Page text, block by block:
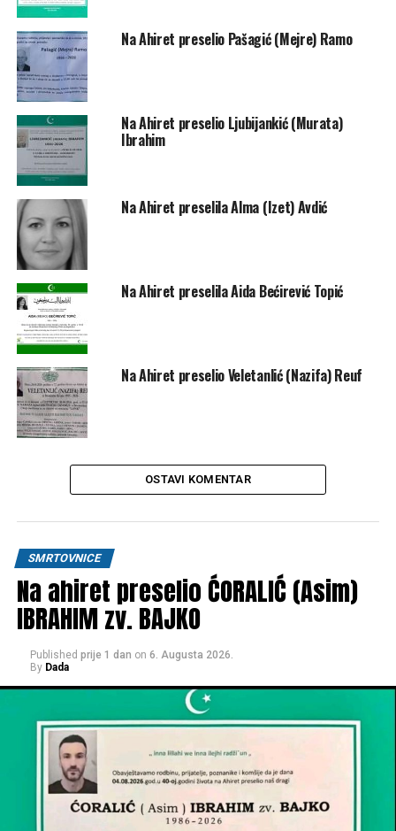
UP NEXT
Na Ahiret preselio Semanić (Omer) Smail
DON'T MISS
Na Ahiret preselio Prošić (Saliha) Ekrem
Na Ahiret preselio Pašagić (Mejre) Ramo
Na Ahiret preselio Ljubijankić (Murata)
Ibrahim
Na Ahiret preselila Alma (Izet) Avdić
Na Ahiret preselila Aida Bećirević Topić
Na Ahiret preselio Veletanlić (Nazifa) Reuf
OSTAVI KOMENTAR
SMRTOVNICE
Na ahiret preselio ĆORALIĆ (Asim)
IBRAHIM zv. BAJKO
Published prije 1 dan on 6. Augusta 2026.
By Dada